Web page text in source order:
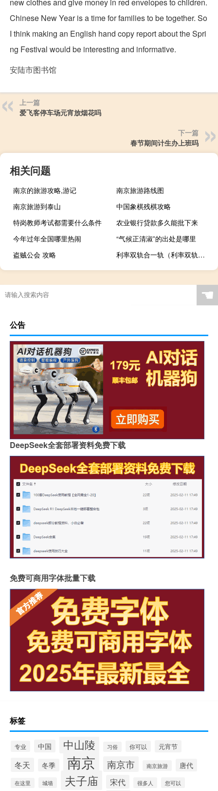
new clothes and give money in red envelopes to children.
Chinese New Year is a time for families to be together. So
I think making an English hand copy report about the Spri
ng Festival would be interesting and informative.
安陆市图书馆
上一篇
爱飞客停车场元宵放烟花吗
下一篇
春节期间计生办上班吗
相关问题
南京的旅游攻略,游记
南京旅游路线图
南京旅游到泰山
中国象棋残棋攻略
特岗教师考试都需要什么条件
农业银行贷款多久能批下来
今年过年全国哪里热闹
“气候正清淑”的出处是哪里
盗贼公会 攻略
利率双轨合一轨（利率双轨制是什么意思）
☚
公告
DeepSeek全套部署资料免费下载
免费可商用字体批量下载
标签
专业 中国 中山陵 习俗 你可以 元宵节
冬天 冬季 南京 南京市 南京旅游 唐代
在这里 城墙 夫子庙 宋代 很多人 您可以